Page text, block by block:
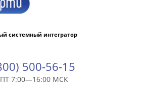
системный интегратор
500-56-15
7:00—16:00 МСК